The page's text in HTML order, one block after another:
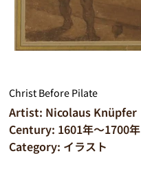
Christ Before Pilate
Artist: Nicolaus Knüpfer
Century: 1601年～1700年
Category: イラスト